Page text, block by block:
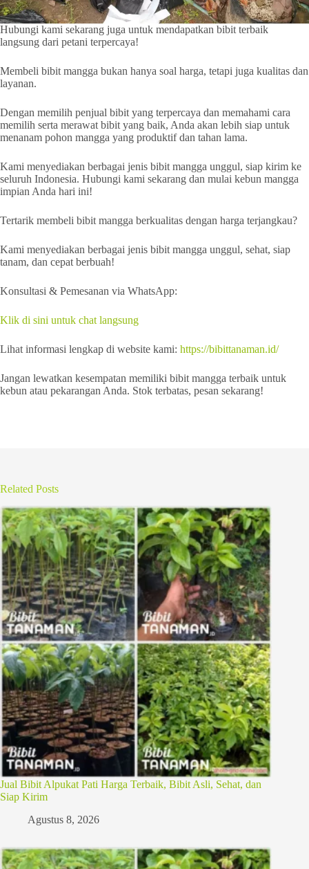
Hubungi kami sekarang juga untuk mendapatkan bibit terbaik
langsung dari petani terpercaya!
Membeli bibit mangga bukan hanya soal harga, tetapi juga kualitas dan
layanan.
Dengan memilih penjual bibit yang terpercaya dan memahami cara
memilih serta merawat bibit yang baik, Anda akan lebih siap untuk
menanam pohon mangga yang produktif dan tahan lama.
Kami menyediakan berbagai jenis bibit mangga unggul, siap kirim ke
seluruh Indonesia. Hubungi kami sekarang dan mulai kebun mangga
impian Anda hari ini!
Tertarik membeli bibit mangga berkualitas dengan harga terjangkau?
Kami menyediakan berbagai jenis bibit mangga unggul, sehat, siap
tanam, dan cepat berbuah!
Konsultasi & Pemesanan via WhatsApp:
Klik di sini untuk chat langsung
Lihat informasi lengkap di website kami: https://bibittanaman.id/
Jangan lewatkan kesempatan memiliki bibit mangga terbaik untuk
kebun atau pekarangan Anda. Stok terbatas, pesan sekarang!
Related Posts
Jual Bibit Alpukat Pati Harga Terbaik, Bibit Asli, Sehat, dan
Siap Kirim
Agustus 8, 2026